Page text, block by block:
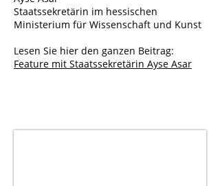
Staatssekretärin im hessischen
Ministerium für Wissenschaft und Kunst
Lesen Sie hier den ganzen Beitrag:
Feature mit Staatssekretärin Ayse Asar